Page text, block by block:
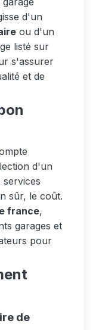
d'un
ou d'un
listé sur
s'assurer
et de
d'un
services
sûr, le coût.
france,
garages et
pour
de